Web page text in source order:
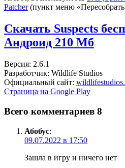
Patcher(пункт меню
Скачать Suspects
Андроид 210 Мб
Версия: 2.6.1
Разработчик: Wildlife Studios
Официальный сайт:
Страница на Google Play
Всего комментариев 8
Абобус:
09.07.2022 в 17:50
Зашла в игру и ничего нет